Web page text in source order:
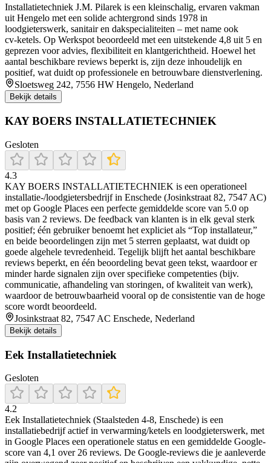
Installatietechniek J.M. Pilarek is een kleinschalig, ervaren vakman
uit Hengelo met een solide achtergrond sinds 1978 in
loodgieterswerk, sanitair en dakspecialiteiten – met name ook
cv‑ketels. Op Werkspot beoordeeld met een uitstekende 4,8 uit 5 en
geprezen voor advies, flexibiliteit en klantgerichtheid. Hoewel het
aantal beschikbare reviews beperkt is, zijn deze inhoudelijk en
positief, wat duidt op professionele en betrouwbare dienstverlening.
Sloetsweg 242, 7556 HW Hengelo, Nederland
Bekijk details
KAY BOERS INSTALLATIETECHNIEK
Gesloten
4.3
KAY BOERS INSTALLATIETECHNIEK is een operationeel
installatie-/loodgietersbedrijf in Enschede (Josinkstraat 82, 7547 AC)
met op Google Places een perfecte gemiddelde score van 5.0 op
basis van 2 reviews. De feedback van klanten is in elk geval sterk
positief; één gebruiker benoemt het expliciet als “Top installateur,”
en beide beoordelingen zijn met 5 sterren geplaatst, wat duidt op
goede algehele tevredenheid. Tegelijk blijft het aantal beschikbare
reviews beperkt, en één beoordeling bevat geen tekst, waardoor er
minder harde signalen zijn over specifieke competenties (bijv.
communicatie, afhandeling van storingen, of kwaliteit van werk),
waardoor de betrouwbaarheid vooral op de consistentie van de hoge
score wordt beoordeeld.
Josinkstraat 82, 7547 AC Enschede, Nederland
Bekijk details
Eek Installatietechniek
Gesloten
4.2
Eek Installatietechniek (Staalsteden 4-8, Enschede) is een
installatiebedrijf actief in verwarming/ketels en loodgieterswerk, met
in Google Places een operationele status en een gemiddelde Google-
score van 4,1 over 26 reviews. De Google-reviews die je aanleverde